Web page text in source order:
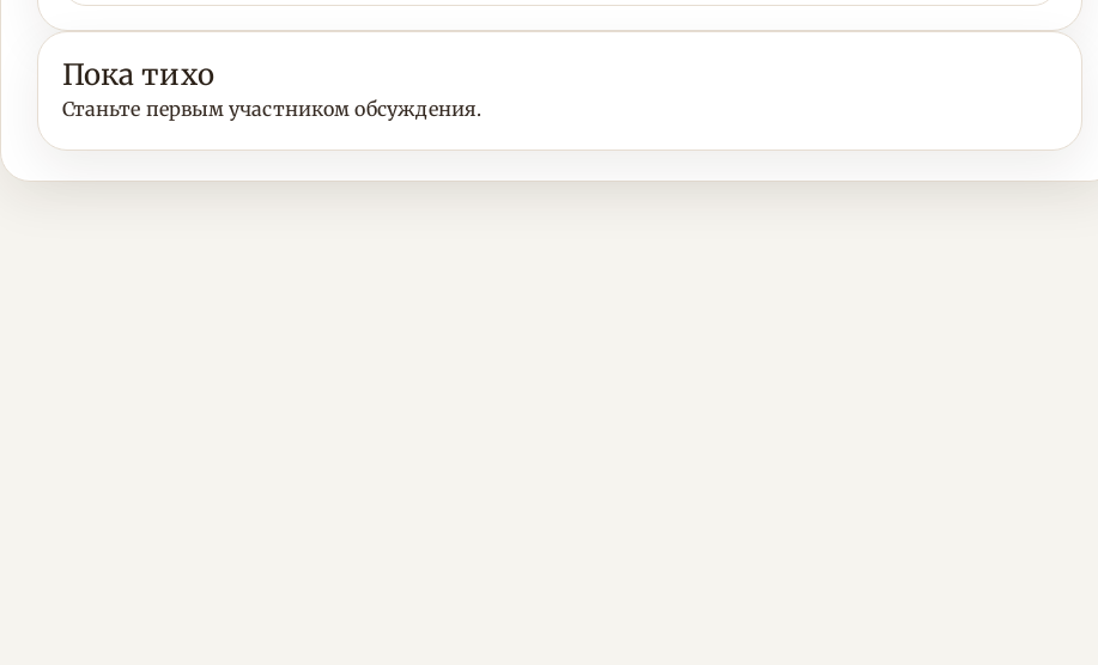
Пока тихо
Станьте первым участником обсуждения.